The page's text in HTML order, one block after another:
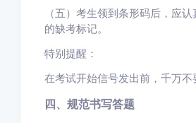
（五）考生领到条形码后，应
的缺考标记。
特别提醒：
在考试开始信号发出前，千万
四、规范书写答题